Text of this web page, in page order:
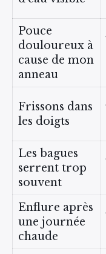
Pouce
douloureux à
cause de mon
anneau
Frissons dans
les doigts
Les bagues
serrent trop
souvent
Enflure après
une journée
chaude